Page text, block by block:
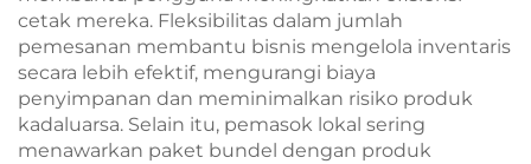
cetak mereka. Fleksibilitas dalam jumlah
pemesanan membantu bisnis mengelola inventaris
secara lebih efektif, mengurangi biaya
penyimpanan dan meminimalkan risiko produk
kadaluarsa. Selain itu, pemasok lokal sering
menawarkan paket bundel dengan produk